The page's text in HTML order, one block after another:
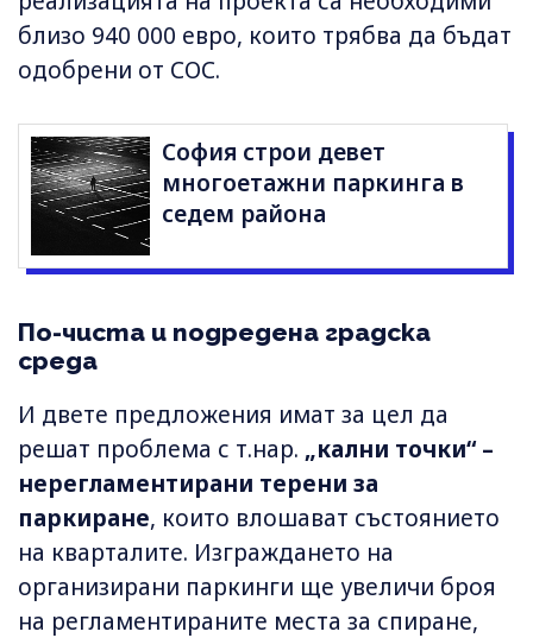
близо 940 000 евро, които трябва да бъдат
одобрени от СОС.
София строи девет
многоетажни паркинга в
седем района
По-чиста и подредена градска
среда
И двете предложения имат за цел да
решат проблема с т.нар. „кални точки“ –
нерегламентирани терени за
паркиране, които влошават състоянието
на кварталите. Изграждането на
организирани паркинги ще увеличи броя
на регламентираните места за спиране,